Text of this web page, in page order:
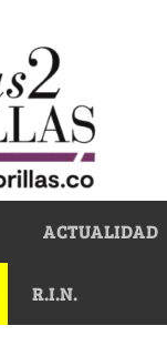
ACTUALIDAD
R.I.N.